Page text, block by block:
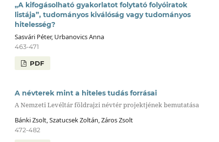
„A kifogásolható gyakorlatot folytató folyóiratok
listája”, tudományos kiválóság vagy tudományos
hitelesség?
Sasvári Péter, Urbanovics Anna
463-471
PDF
A névterek mint a hiteles tudás forrásai
A Nemzeti Levéltár földrajzi névtér projektjének bemutatása
Bánki Zsolt, Szatucsek Zoltán, Záros Zsolt
472-482